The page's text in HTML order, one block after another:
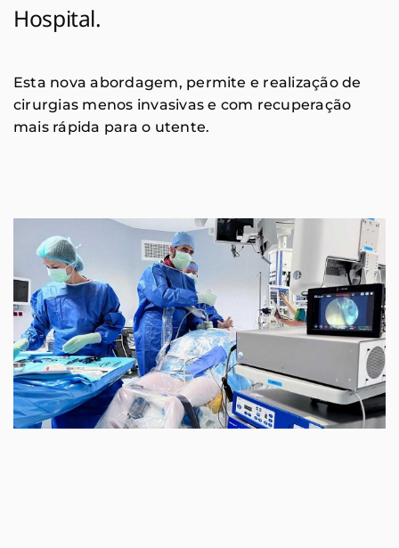
Hospital.
Esta nova abordagem, permite e realização de
cirurgias menos invasivas e com recuperação
mais rápida para o utente.